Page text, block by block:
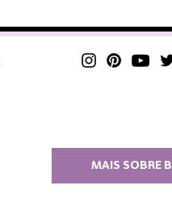
MAIS SOBRE